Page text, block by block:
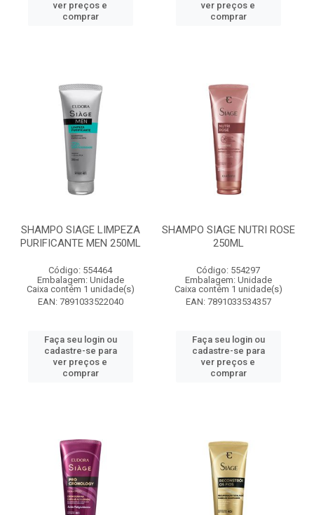
ver preços e
comprar
ver preços e
comprar
SHAMPO SIAGE LIMPEZA
PURIFICANTE MEN 250ML
Código: 554464
Embalagem: Unidade
Caixa contém 1 unidade(s)
EAN: 7891033522040
Faça seu login ou
cadastre-se para
ver preços e
comprar
SHAMPO SIAGE NUTRI ROSE
250ML
Código: 554297
Embalagem: Unidade
Caixa contém 1 unidade(s)
EAN: 7891033534357
Faça seu login ou
cadastre-se para
ver preços e
comprar